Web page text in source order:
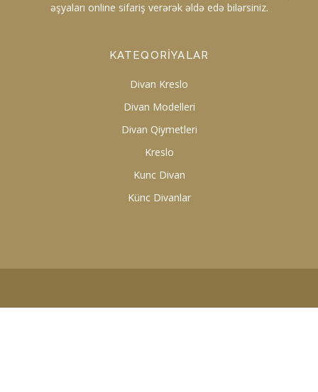
əşyaları online sifariş verərək əldə edə bilərsiniz.
KATEQORIYALAR
Divan Kreslo
Divan Modelleri
Divan Qiymetleri
Kreslo
Kunc Divan
Künc Divanlar